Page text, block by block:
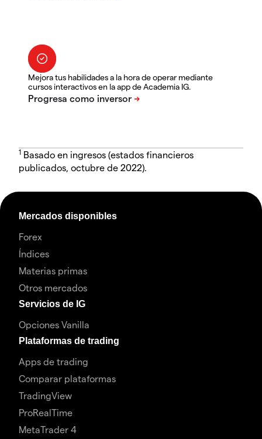
Mejora tus habilidades a la hora de operar mediante
cursos interactivos en la app de Academia IG.
1 Basado en ingresos (estados financieros
publicados, octubre de 2022).
Mercados disponibles
Forex
Índices
Materias primas
Otros mercados
Servicios de IG
Opciones Vanilla
Plataformas de trading
Apps de trading
Comparar plataformas
TradingView
ProRealTime
MetaTrader 4